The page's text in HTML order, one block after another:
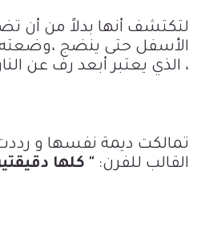
لتكتشف أنها بدلاً من أن
الأسفل حتى ينضج ،وضعته
، الذي يعتبر أبعد رف عن
تمالكت ديمة نفسها و رددت
القالب للفرن: " كلها